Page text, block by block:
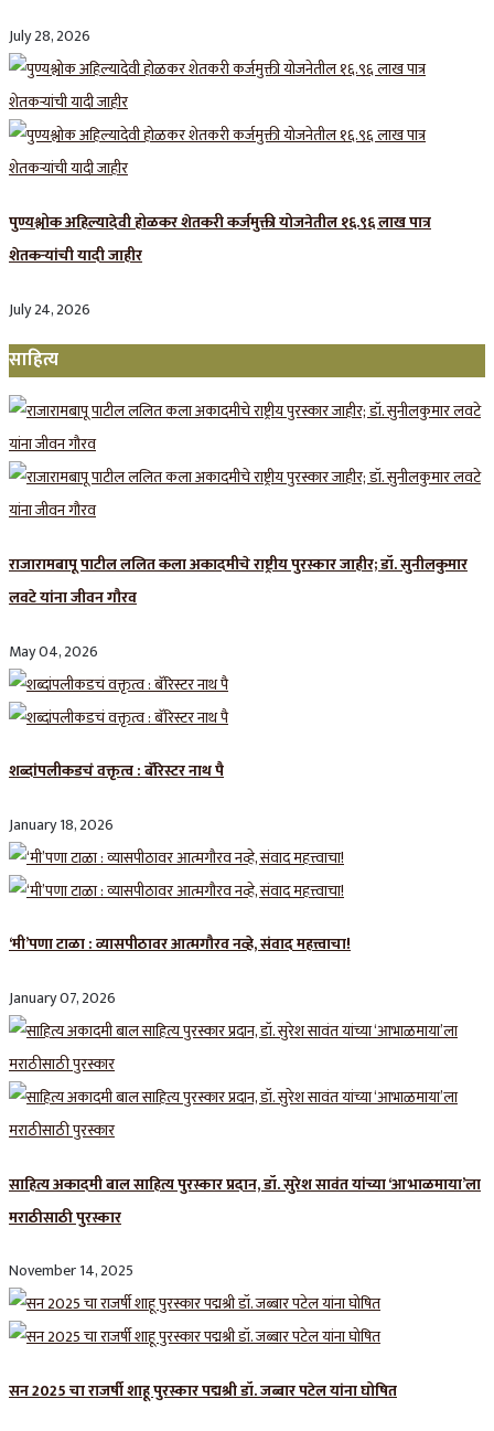
July 28, 2026
पुण्यश्लोक अहिल्यादेवी होळकर शेतकरी कर्जमुक्ती योजनेतील १६.९६ लाख पात्र
शेतकऱ्यांची यादी जाहीर
July 24, 2026
साहित्य
राजारामबापू पाटील ललित कला अकादमीचे राष्ट्रीय पुरस्कार जाहीर; डॉ. सुनीलकुमार
लवटे यांना जीवन गौरव
May 04, 2026
शब्दांपलीकडचं वक्तृत्व : बॅरिस्टर नाथ पै
January 18, 2026
‘मी’पणा टाळा : व्यासपीठावर आत्मगौरव नव्हे, संवाद महत्त्वाचा!
January 07, 2026
साहित्य अकादमी बाल साहित्य पुरस्कार प्रदान, डॉ. सुरेश सावंत यांच्या ‘आभाळमाया’ला
मराठीसाठी पुरस्कार
November 14, 2025
सन 2025 चा राजर्षी शाहू पुरस्कार प‌द्मश्री डॉ. जब्बार पटेल यांना घोषित